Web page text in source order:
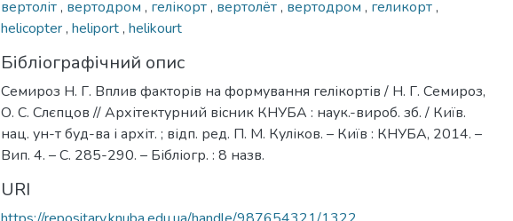
вертоліт, вертодром , гелікорт, вертолёт, вертодром , геликорт,
helicopter, heliport, helikourt
Бібліографічний опис
Семироз Н. Г. Вплив факторів на формування гелікортів / Н. Г. Семироз,
О. С. Слєпцов // Архітектурний вісник КНУБА : наук.-вироб. зб. / Київ.
нац. ун-т буд-ва і архіт. ; відп. ред. П. М. Куліков. – Київ : КНУБА, 2014. –
Вип. 4. – С. 285-290. – Бібліогр. : 8 назв.
URI